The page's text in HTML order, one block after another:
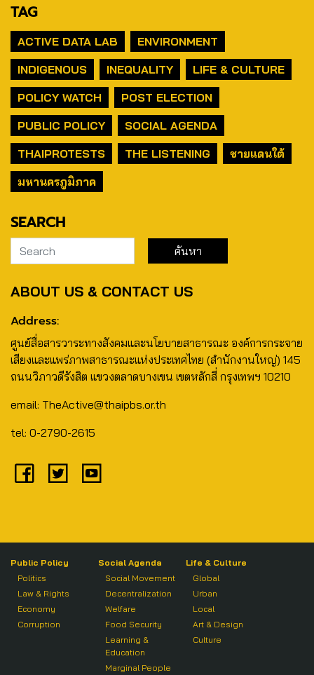
TAG
ACTIVE DATA LAB
ENVIRONMENT
INDIGENOUS
INEQUALITY
LIFE & CULTURE
POLICY WATCH
POST ELECTION
PUBLIC POLICY
SOCIAL AGENDA
THAIPROTESTS
THE LISTENING
ชายแดนใต้
มหานครภูมิภาค
SEARCH
ABOUT US & CONTACT US
Address:
ศูนย์สื่อสารวาระทางสังคมและนโยบายสาธารณะ องค์การกระจาย
เสียงและแพร่ภาพสาธารณะแห่งประเทศไทย (สำนักงานใหญ่) 145
ถนนวิภาวดีรังสิต แขวงตลาดบางเขน เขตหลักสี่ กรุงเทพฯ 10210
email: TheActive@thaipbs.or.th
tel: 0-2790-2615
Public Policy
Politics
Law & Rights
Economy
Corruption
Social Agenda
Social Movement
Decentralization
Welfare
Food Security
Learning &
Education
Marginal People
Life & Culture
Global
Urban
Local
Art & Design
Culture